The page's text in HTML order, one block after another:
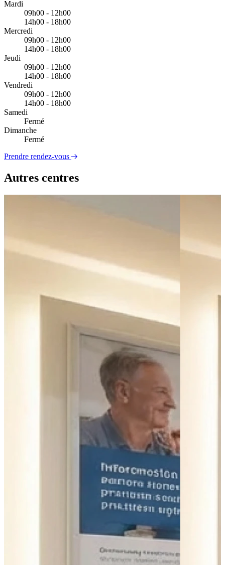
Mardi
09h00 - 12h00
14h00 - 18h00
Mercredi
09h00 - 12h00
14h00 - 18h00
Jeudi
09h00 - 12h00
14h00 - 18h00
Vendredi
09h00 - 12h00
14h00 - 18h00
Samedi
Fermé
Dimanche
Fermé
Prendre rendez-vous
Autres centres